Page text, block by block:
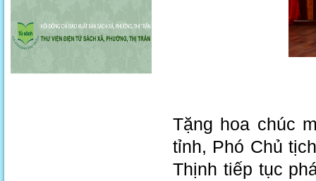
Tặng hoa chúc
tỉnh, Phó Chủ
Thịnh tiếp tục